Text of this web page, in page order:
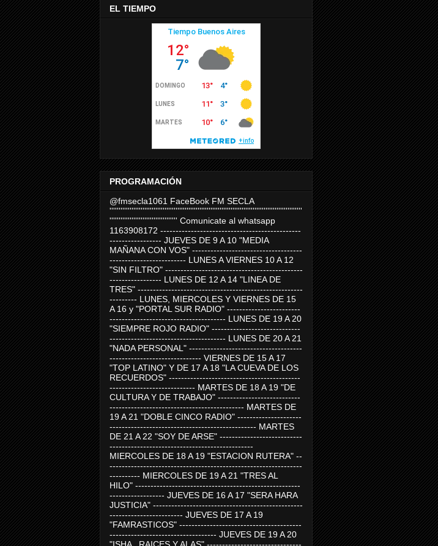
EL TIEMPO
PROGRAMACIÓN
@fmsecla1061 FaceBook FM SECLA
'''''''''''''''''''''''''''''''''''''''''''''''''''''''''''''''''''''''''''''''''''''''''''''''''''''''''
''''''''''''''''''''''''''''''''''''' Comunicate al whatsapp
1163908172 ----------------------------------------------
----------------- JUEVES DE 9 A 10 "MEDIA
MAÑANA CON VOS" ------------------------------------
------------------------- LUNES A VIERNES 10 A 12
"SIN FILTRO" ---------------------------------------------
----------------- LUNES DE 12 A 14 "LINEA DE
TRES" ------------------------------------------------------
--------- LUNES, MIERCOLES Y VIERNES DE 15
A 16 y "PORTAL SUR RADIO" ------------------------
-------------------------------------- LUNES DE 19 A 20
"SIEMPRE ROJO RADIO" -----------------------------
-------------------------------------- LUNES DE 20 A 21
"NADA PERSONAL" -------------------------------------
------------------------------ VIERNES DE 15 A 17
"TOP LATINO" Y DE 17 A 18 "LA CUEVA DE LOS
RECUERDOS" -------------------------------------------
---------------------------- MARTES DE 18 A 19 "DE
CULTURA Y DE TRABAJO" ---------------------------
-------------------------------------------- MARTES DE
19 A 21 "DOBLE CINCO RADIO" ---------------------
------------------------------------------------ MARTES
DE 21 A 22 "SOY DE ARSE" ---------------------------
-----------------------------------------------
MIERCOLES DE 18 A 19 "ESTACION RUTERA" --
---------------------------------------------------------------
---------- MIERCOLES DE 19 A 21 "TRES AL
HILO" ------------------------------------------------------
------------------ JUEVES DE 16 A 17 "SERA HARA
JUSTICIA" -------------------------------------------------
------------------------ JUEVES DE 17 A 19
"FAMRASTICOS" ----------------------------------------
----------------------------------- JUEVES DE 19 A 20